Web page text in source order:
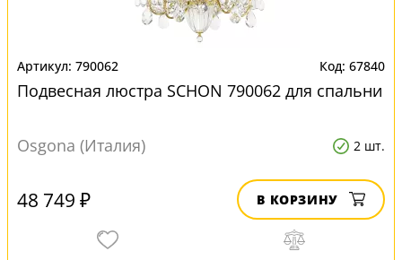
790062 67840
Подвесная люстра SCHON 790062 для спальни
Osgona (Италия) 2 шт.
48 749 ₽ В КОРЗИНУ